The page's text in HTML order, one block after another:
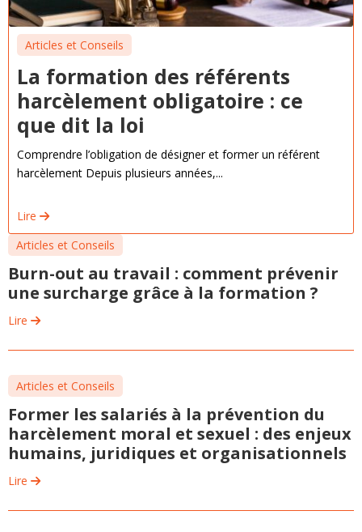
Articles et Conseils
La formation des référents
harcèlement obligatoire : ce
que dit la loi
Comprendre l’obligation de désigner et former un référent
harcèlement Depuis plusieurs années,...
Lire
Articles et Conseils
Burn-out au travail : comment prévenir
une surcharge grâce à la formation ?
Lire
Articles et Conseils
Former les salariés à la prévention du
harcèlement moral et sexuel : des enjeux
humains, juridiques et organisationnels
Lire